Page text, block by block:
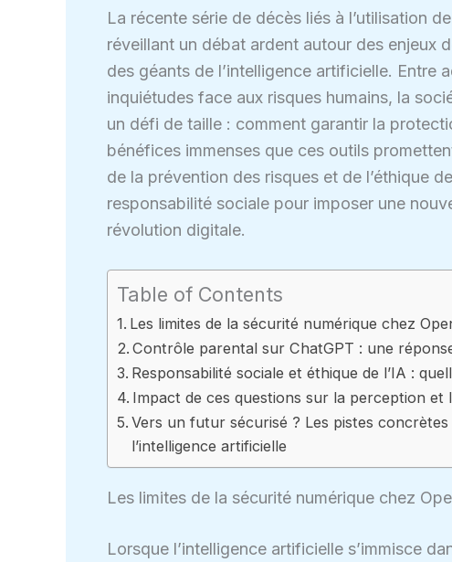
La récente série de décès liés à l’utilisation de
réveillant un débat ardent autour des enjeux
des géants de l’intelligence artificielle. Entre
inquiétudes face aux risques humains, la
un défi de taille : comment garantir la
bénéfices immenses que ces outils
de la prévention des risques et de l’éthique
responsabilité sociale pour imposer une
révolution digitale.
Table of Contents
Les limites de la sécurité numérique chez
Contrôle parental sur ChatGPT : une
Responsabilité sociale et éthique de l’IA :
Impact de ces questions sur la perception et
Vers un futur sécurisé ? Les pistes
l’intelligence artificielle
Les limites de la sécurité numérique chez
Lorsque l’intelligence artificielle s’immisce